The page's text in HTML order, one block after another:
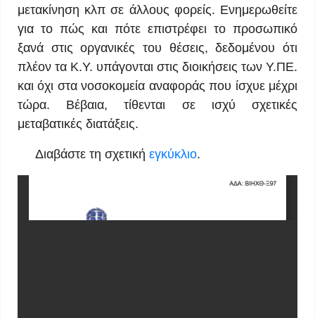
μετακίνηση κλπ σε άλλους φορείς. Ενημερωθείτε
για το πώς και πότε επιστρέφει το προσωπικό
ξανά στις οργανικές του θέσεις, δεδομένου ότι
πλέον τα Κ.Υ. υπάγονται στις διοικήσεις των Υ.ΠΕ.
και όχι στα νοσοκομεία αναφοράς που ίσχυε μέχρι
τώρα. Βέβαια, τίθενται σε ισχύ σχετικές
μεταβατικές διατάξεις.
Διαβάστε τη σχετική εγκύκλιο.